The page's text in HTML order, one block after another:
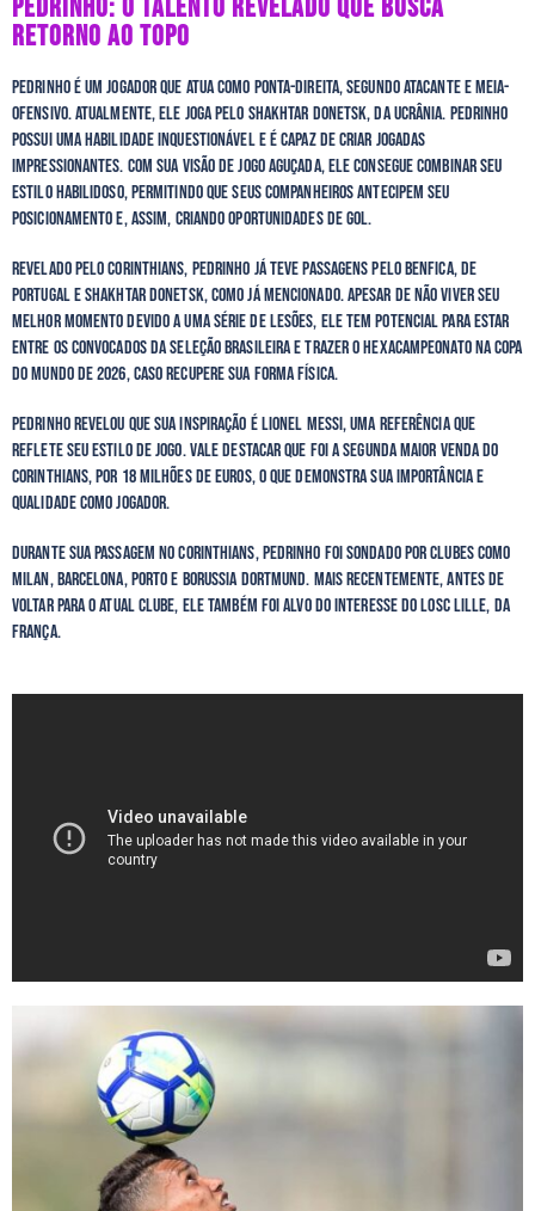
PEDRINHO: O TALENTO REVELADO QUE BUSCA
RETORNO AO TOPO
Pedrinho é um jogador que atua como ponta-direita, segundo atacante e meia-
ofensivo. Atualmente, ele joga pelo Shakhtar Donetsk, da Ucrânia. Pedrinho
possui uma habilidade inquestionável e é capaz de criar jogadas
impressionantes. Com sua visão de jogo aguçada, ele consegue combinar seu
estilo habilidoso, permitindo que seus companheiros antecipem seu
posicionamento e, assim, criando oportunidades de gol.
Revelado pelo Corinthians, Pedrinho já teve passagens pelo Benfica, de
Portugal e Shakhtar Donetsk, como já mencionado. Apesar de não viver seu
melhor momento devido a uma série de lesões, ele tem potencial para estar
entre os convocados da seleção brasileira e trazer o hexacampeonato na Copa
do Mundo de 2026, caso recupere sua forma física.
Pedrinho revelou que sua inspiração é Lionel Messi, uma referência que
reflete seu estilo de jogo. Vale destacar que foi a segunda maior venda do
Corinthians, por 18 milhões de euros, o que demonstra sua importância e
qualidade como jogador.
Durante sua passagem no Corinthians, Pedrinho foi sondado por clubes como
Milan, Barcelona, Porto e Borussia Dortmund. Mais recentemente, antes de
voltar para o atual clube, ele também foi alvo do interesse do LOSC Lille, da
França.